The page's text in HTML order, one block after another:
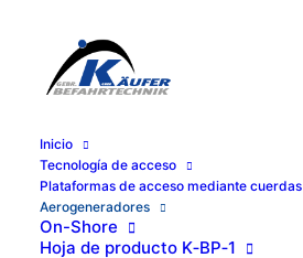
Ini­cio
Tec­no­lo­gía de acceso
Pla­ta­for­mas de acce­so median­te cuerdas
Aero­ge­ne­ra­do­res
On-Sho­re
Hoja de pro­duc­to K‑BP‑1